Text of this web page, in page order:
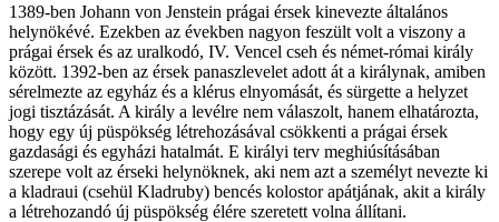
1389-ben Johann von Jenstein prágai érsek kinevezte általános
helynökévé. Ezekben az években nagyon feszült volt a viszony a
prágai érsek és az uralkodó, IV. Vencel cseh és német-római király
között. 1392-ben az érsek panaszlevelet adott át a királynak, amiben
sérelmezte az egyház és a klérus elnyomását, és sürgette a helyzet
jogi tisztázását. A király a levélre nem válaszolt, hanem elhatározta,
hogy egy új püspökség létrehozásával csökkenti a prágai érsek
gazdasági és egyházi hatalmát. E királyi terv meghiúsításában
szerepe volt az érseki helynöknek, aki nem azt a személyt nevezte ki
a kladraui (csehül Kladruby) bencés kolostor apátjának, akit a király
a létrehozandó új püspökség élére szeretett volna állítani.